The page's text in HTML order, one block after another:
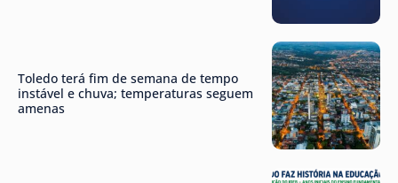
Toledo terá fim de semana de tempo
instável e chuva; temperaturas seguem
amenas